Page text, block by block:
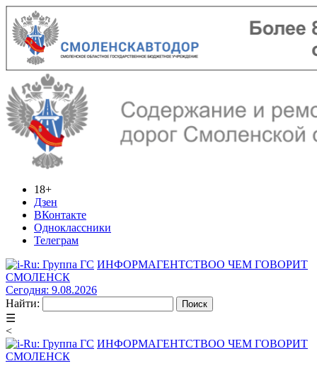
18+
Дзен
ВКонтакте
Одноклассники
Телеграм
ИНФОРМАГЕНТСТВОО ЧЕМ ГОВОРИТ
СМОЛЕНСК
Сегодня: 9.08.2026
Найти:
☰
<
ИНФОРМАГЕНТСТВОО ЧЕМ ГОВОРИТ
СМОЛЕНСК